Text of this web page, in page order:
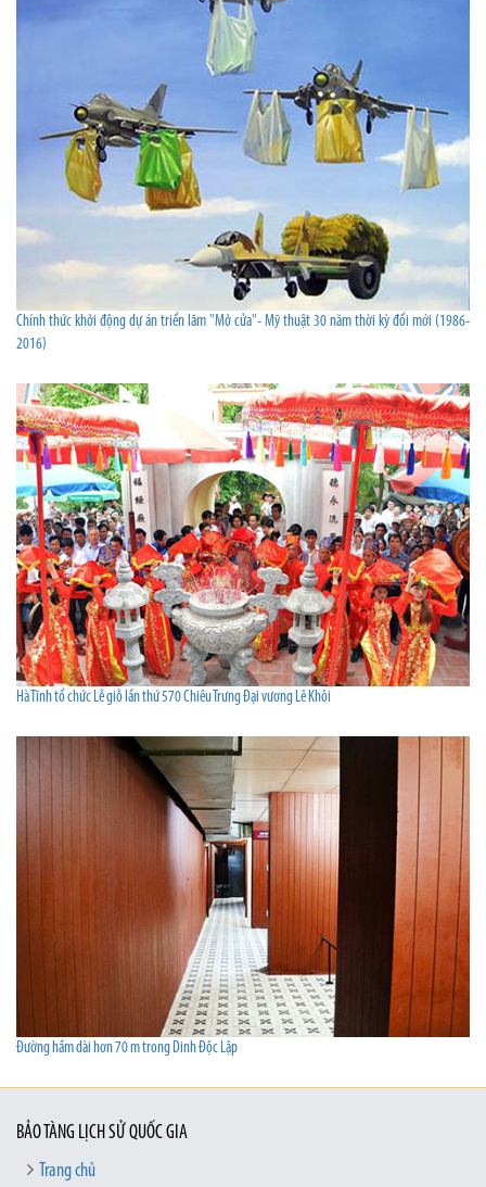
Chính thức khởi động dự án triển lãm "Mở cửa"- Mỹ thuật 30 năm thời kỳ đổi mới (1986-
2016)
Hà Tĩnh tổ chức Lễ giỗ lần thứ 570 Chiêu Trưng Đại vương Lê Khôi
Đường hầm dài hơn 70 m trong Dinh Độc Lập
BẢO TÀNG LỊCH SỬ QUỐC GIA
Trang chủ